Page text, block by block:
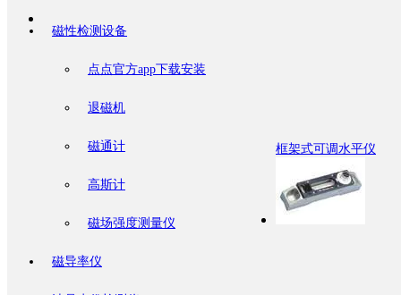
磁性检测设备
点点官方app下载安装
退磁机
磁通计
高斯计
磁场强度测量仪
磁导率仪
框架式可调水平仪